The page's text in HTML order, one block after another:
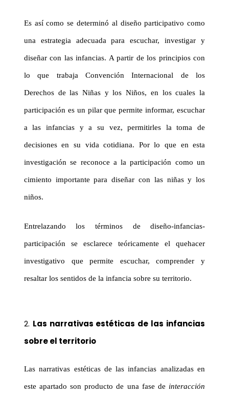
Es así como se determinó al diseño participativo como
una estrategia adecuada para escuchar, investigar y
diseñar con las infancias. A partir de los principios con
lo que trabaja Convención Internacional de los
Derechos de las Niñas y los Niños, en los cuales la
participación es un pilar que permite informar, escuchar
a las infancias y a su vez, permitirles la toma de
decisiones en su vida cotidiana. Por lo que en esta
investigación se reconoce a la participación como un
cimiento importante para diseñar con las niñas y los
niños.
Entrelazando los términos de diseño-infancias-
participación se esclarece teóricamente el quehacer
investigativo que permite escuchar, comprender y
resaltar los sentidos de la infancia sobre su territorio.
2. Las narrativas estéticas de las infancias
sobre el territorio
Las narrativas estéticas de las infancias analizadas en
este apartado son producto de una fase de interacción